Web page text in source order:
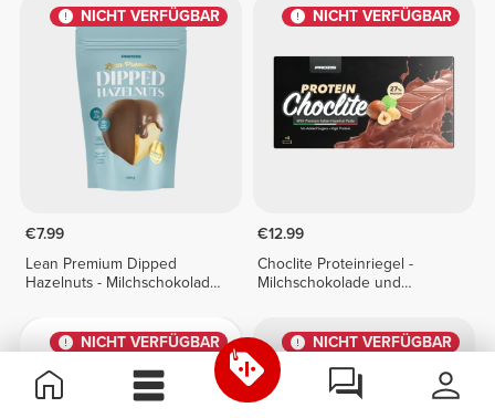
NICHT VERFÜGBAR
€7.99
Lean Premium Dipped
Hazelnuts - Milchschokolade
NICHT VERFÜGBAR
€12.99
Choclite Proteinriegel -
Milchschokolade und
NICHT VERFÜGBAR NICHT VERFÜGBAR